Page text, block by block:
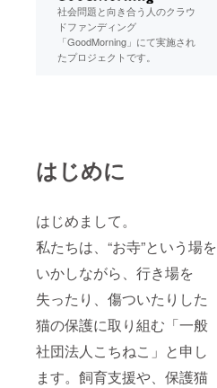
社会問題と向き合う人のクラウ
ドファンディング
「GoodMorning」にて実施され
たプロジェクトです。
はじめに
はじめまして。
私たちは、“お寺”という場を
いかしながら、行き場を
失ったり、傷ついたりした
猫の保護に取り組む「一般
社団法人こちねこ」と申し
ます。飼育支援や、保護猫